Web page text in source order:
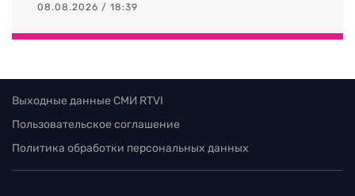
08.08.2026 / 18:39
Выходные данные СМИ RTVI
Пользовательское соглашение
Политика обработки персональных данных